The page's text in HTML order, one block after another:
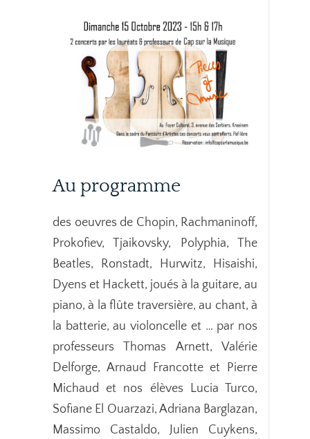
Au programme
des oeuvres de Chopin, Rachmaninoff,
Prokofiev, Tjaikovsky, Polyphia, The
Beatles, Ronstadt, Hurwitz, Hisaishi,
Dyens et Hackett, joués à la guitare, au
piano, à la flûte traversière, au chant, à
la batterie, au violoncelle et … par nos
professeurs Thomas Arnett, Valérie
Delforge, Arnaud Francotte et Pierre
Michaud et nos élèves Lucia Turco,
Sofiane El Ouarzazi, Adriana Barglazan,
Massimo Castaldo, Julien Cuykens,